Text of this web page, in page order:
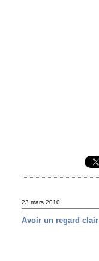
23 mars 2010
Avoir un regard